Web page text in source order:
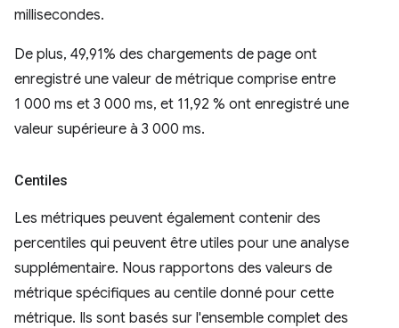
millisecondes.
De plus, 49,91% des chargements de page ont
enregistré une valeur de métrique comprise entre
1 000 ms et 3 000 ms, et 11,92 % ont enregistré une
valeur supérieure à 3 000 ms.
Centiles
Les métriques peuvent également contenir des
percentiles qui peuvent être utiles pour une analyse
supplémentaire. Nous rapportons des valeurs de
métrique spécifiques au centile donné pour cette
métrique. Ils sont basés sur l'ensemble complet des